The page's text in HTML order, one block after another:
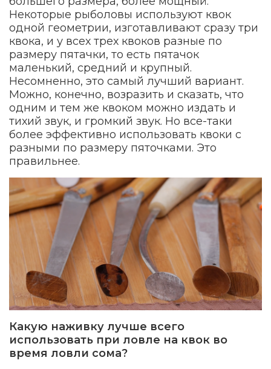
Некоторые рыболовы используют квок
одной геометрии, изготавливают сразу три
квока, и у всех трех квоков разные по
размеру пятачки, то есть пятачок
маленький, средний и крупный.
Несомненно, это самый лучший вариант.
Можно, конечно, возразить и сказать, что
одним и тем же квоком можно издать и
тихий звук, и громкий звук. Но все-таки
более эффективно использовать квоки с
разными по размеру пяточками. Это
правильнее.
Какую наживку лучше всего
использовать при ловле на квок во
время ловли сома?